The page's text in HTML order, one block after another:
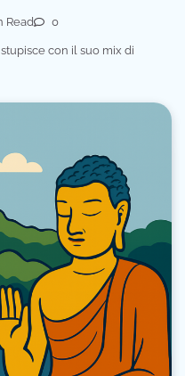
Read 0
con il suo mix di